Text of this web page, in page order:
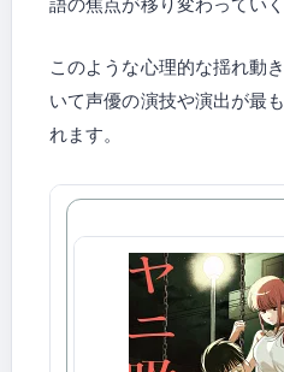
語の焦点が移り変わってい
このような心理的な揺れ動
いて声優の演技や演出が最
れます。